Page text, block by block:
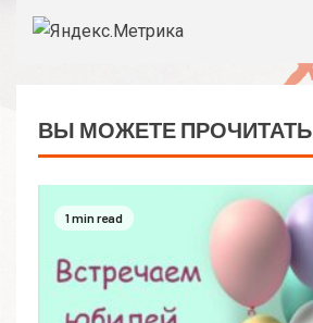
ВЫ МОЖЕТЕ ПРОЧИТАТЬ
1 min read